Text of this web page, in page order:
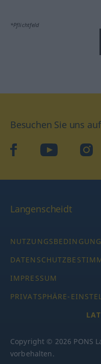
*Pflichtfeld
Besuchen Sie uns
facebookYouTube
Langenscheidt
IMPRESSUM
PRIVATSPHÄRE-
Copyright © 2026 PONS
vorbehalten.